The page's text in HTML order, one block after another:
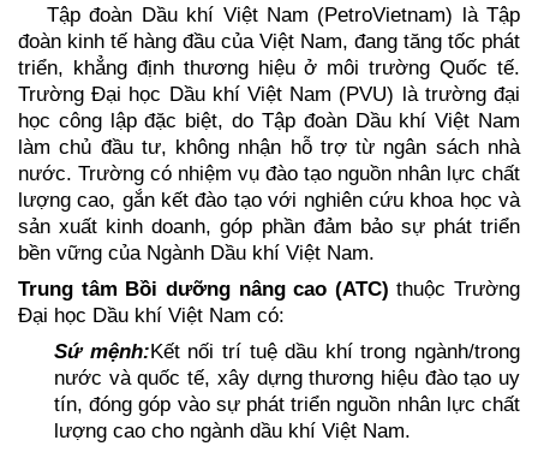
Tập đoàn Dầu khí Việt Nam (PetroVietnam) là Tập
đoàn kinh tế hàng đầu của Việt Nam, đang tăng tốc phát
triển, khẳng định thương hiệu ở môi trường Quốc tế.
Trường Đại học Dầu khí Việt Nam (PVU) là trường đại
học công lập đặc biệt, do Tập đoàn Dầu khí Việt Nam
làm chủ đầu tư, không nhận hỗ trợ từ ngân sách nhà
nước. Trường có nhiệm vụ đào tạo nguồn nhân lực chất
lượng cao, gắn kết đào tạo với nghiên cứu khoa học và
sản xuất kinh doanh, góp phần đảm bảo sự phát triển
bền vững của Ngành Dầu khí Việt Nam.
Trung tâm Bồi dưỡng nâng cao (ATC)thuộc Trường
Đại học Dầu khí Việt Nam có:
Sứ mệnh:Kết nối trí tuệ dầu khí trong ngành/trong
nước và quốc tế, xây dựng thương hiệu đào tạo uy
tín, đóng góp vào sự phát triển nguồn nhân lực chất
lượng cao cho ngành dầu khí Việt Nam.